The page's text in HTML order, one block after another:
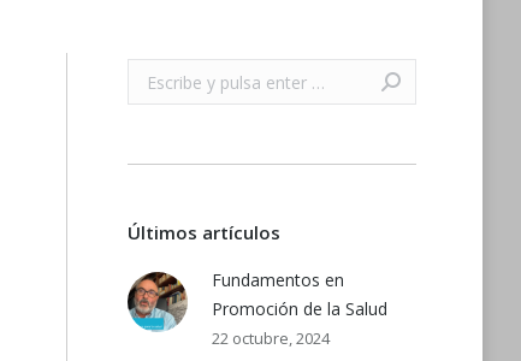
Buscar:
Últimos artículos
Fundamentos en
Promoción de la Salud
22 octubre, 2024